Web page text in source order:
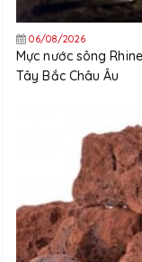
06/08/2026
Mực nước sông
Tây Bắc Châu Âu